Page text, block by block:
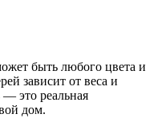
быть любого цвета и
зависит от веса и
— это реальная
дом.